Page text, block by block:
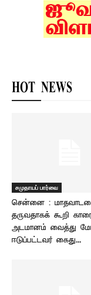
HOT NEWS
சமுதாயப் பார்வை
சென்னை :
தருவதாகக் கூறி
அடமானம் வைத்து
ஈடுப்பட்டவர் கைது...